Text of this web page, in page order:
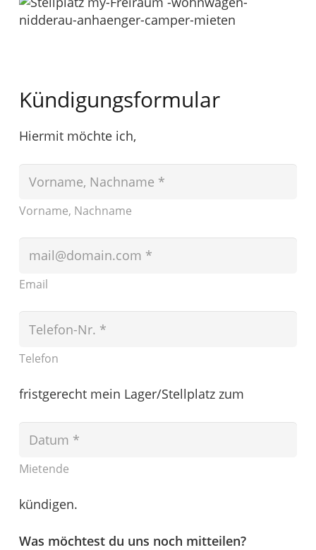
Kündigungsformular
Hiermit möchte ich,
Vorname, Nachname
Email
Telefon
fristgerecht mein Lager/Stellplatz zum
Mietende
kündigen.
Was möchtest du uns noch mitteilen?